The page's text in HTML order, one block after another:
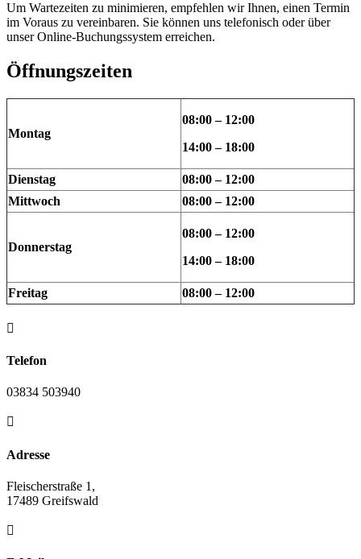
Um Wartezeiten zu minimieren, empfehlen wir Ihnen, einen Termin
im Voraus zu vereinbaren. Sie können uns telefonisch oder über
unser Online-Buchungssystem erreichen.
Öffnungszeiten
Montag
08:00 – 12:00
14:00 – 18:00
Dienstag
08:00 – 12:00
Mittwoch
08:00 – 12:00
Donnerstag
08:00 – 12:00
14:00 – 18:00
Freitag 08:00 – 12:00

Telefon
03834 503940

Adresse
Fleischerstraße 1,
17489 Greifswald
